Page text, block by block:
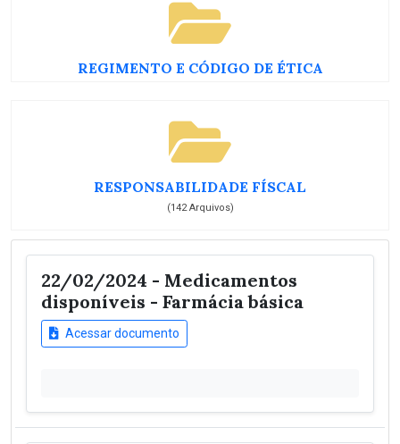
REGIMENTO E CÓDIGO DE ÉTICA
RESPONSABILIDADE FÍSCAL
(142 Arquivos)
22/02/2024 - Medicamentos
disponíveis - Farmácia básica
Acessar documento